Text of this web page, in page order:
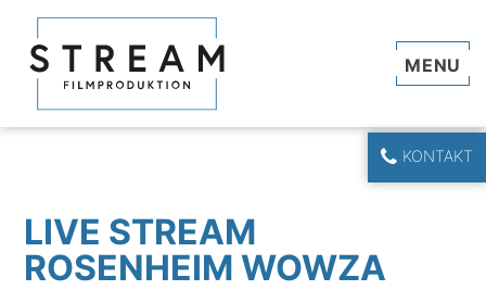
KONTAKT
LIVE STREAM
ROSENHEIM WOWZA